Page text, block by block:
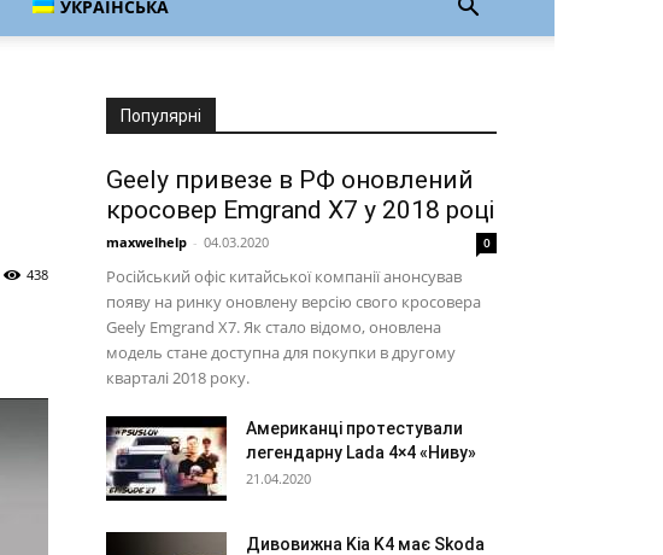
УКРАЇНСЬКА
438
Популярні
Geely привезе в РФ оновлений
кросовер Emgrand X7 у 2018 році
maxwelhelp - 04.03.2020 0
Російський офіс китайської компанії анонсував
появу на ринку оновлену версію свого кросовера
Geely Emgrand X7. Як стало відомо, оновлена
модель стане доступна для покупки в другому
кварталі 2018 року.
Американці протестували
легендарну Lada 4×4 «Ниву»
21.04.2020
Дивовижна Kia K4 має Skoda